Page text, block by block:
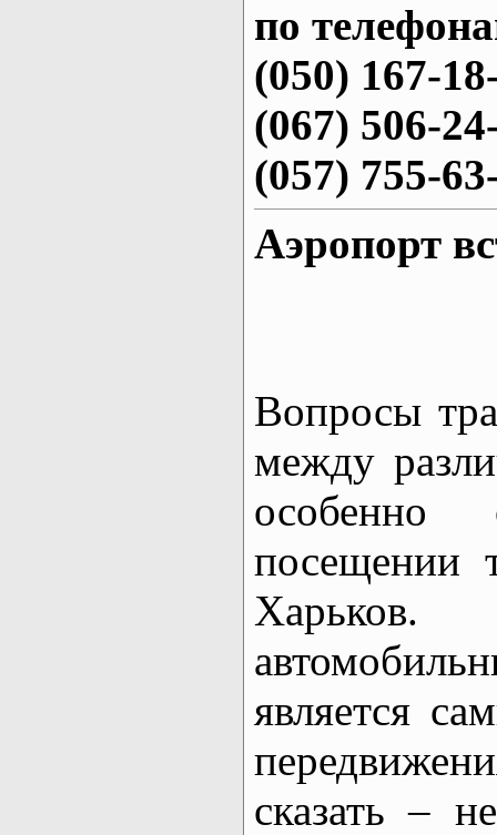
по
(050) 167-
(067) 506-
(057) 755-
Аэропорт
Вопросы
между
посещении
является
сказать –